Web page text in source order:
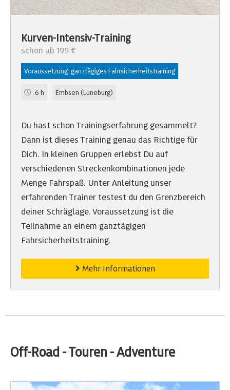
Kurven-Intensiv-Training
schon ab 199 €
Voraussetzung: ganztägiges Fahrsicherheitstraining
6 h Embsen (Lüneburg)
Du hast schon Trainingserfahrung gesammelt?
Dann ist dieses Training genau das Richtige für
Dich. In kleinen Gruppen erlebst Du auf
verschiedenen Streckenkombinationen jede
Menge Fahrspaß. Unter Anleitung unser
erfahrenden Trainer testest du den Grenzbereich
deiner Schräglage. Voraussetzung ist die
Teilnahme an einem ganztägigen
Fahrsicherheitstraining.
Mehr Informationen
Off-Road - Touren - Adventure